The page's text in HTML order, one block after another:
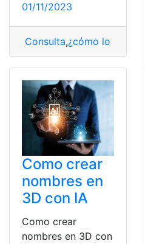
01/11/2023
Consulta,¿cómo lo hago?
Como crear
nombres en
3D con IA
Como crear
nombres en 3D con